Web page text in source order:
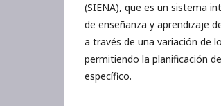
(SIENA), que es un sistema
de enseñanza y aprendizaje
a través de una variación de
permitiendo la planificación
específico.